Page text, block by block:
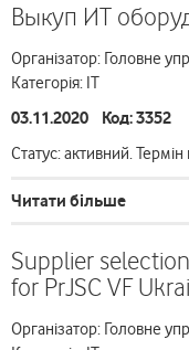
Выкуп ИТ
Організатор: Головне
Категорія: ІТ
03.11.2020 Код: 3352
Статус: активний.
Читати більше
Supplier
for PrJSC VF
Організатор: Головне